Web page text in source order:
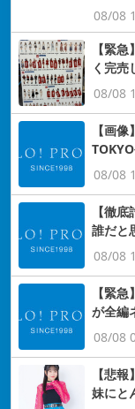
08/08
【緊
く完売
08/08
【画
08/08
【徹
誰だと
08/08
【緊
が全編
08/08
【悲
妹にと